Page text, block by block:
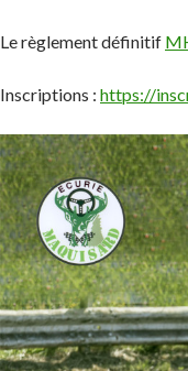
Le règlement définitif
Inscriptions : https://